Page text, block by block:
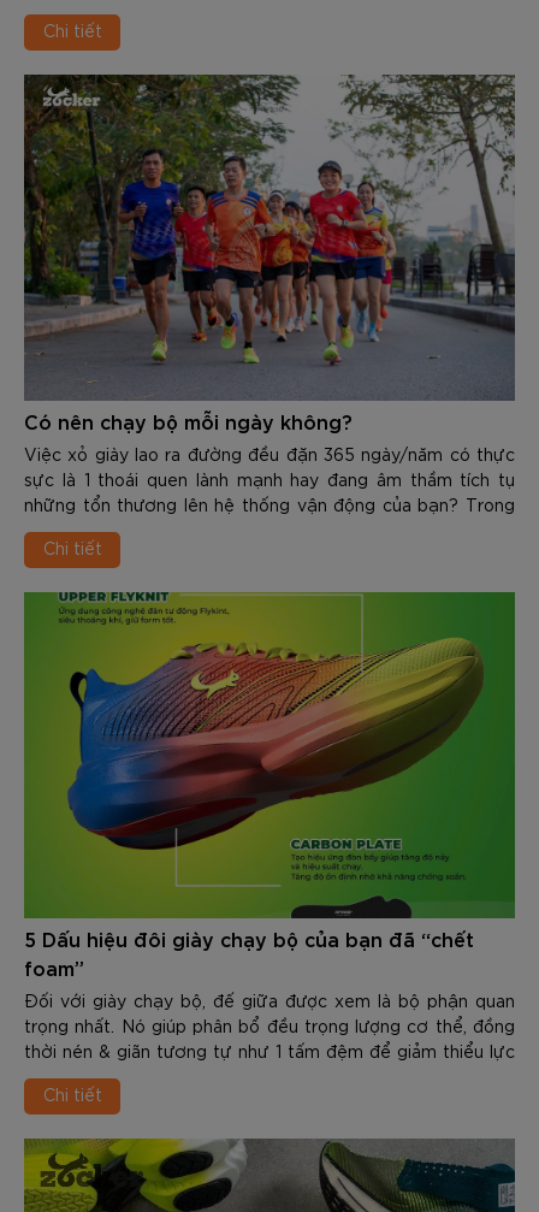
nâng cao chất lượng giấc ngủ và gia tăng khả năng chống
chịu áp lực trong cuộc sống. Vậy Chạy bộ giúp giảm stress
đây các bạn hãy cùng Zocker tìm hiểu chi tiết nhé.
Chi tiết
Có nên chạy bộ mỗi ngày không?
Việc xỏ giày lao ra đường đều đặn 365 ngày/năm có thực
sực là 1 thoái quen lành mạnh hay đang âm thầm tích tụ
những tổn thương lên hệ thống vận động của bạn? Trong
nội dung dưới đây các bạn hãy cùng Zocker sẽ chia sẻ chi
tiết về Có nên chạy bộ mỗi ngày không, từ đó tìm ra câu trả
Chi tiết
5 Dấu hiệu đôi giày chạy bộ của bạn đã “chết
foam”
Đối với giày chạy bộ, đế giữa được xem là bộ phận quan
trọng nhất. Nó giúp phân bổ đều trọng lượng cơ thể, đồng
thời nén & giãn tương tự như 1 tấm đệm để giảm thiểu lực
tác động từ mặt sàn lên đôi chân, bảo vệ khỏi các chấn
thương trên đường chạy. Trong khi các tổn thương ở đế
khó nhận biết hơn ở đế giữa (midsole). Trong nội dung dưới
đây Zocker sẽ chia sẻ với các bạn về 5 Dấu hiệu đôi giày
chạy bộ của bạn đã “chết foam”. Qua đó cùng hiểu hơn về
Chi tiết